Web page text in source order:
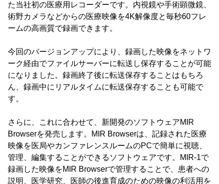
た当社初の医療用レコーダーです。内視鏡や手術顕微鏡、
術野カメラなどからの医療映像を4K解像度と毎秒60フレ
ームの高画質で録画できます。
今回のバージョンアップにより、録画した映像をネットワ
ーク経由でファイルサーバーに転送し保存することが可能
になりました。録画終了後に転送保存することはもちろ
ん、録画中にリアルタイムに転送保存することも可能で
す。
さらに、これに合わせて、新開発のソフトウェアMIR
Browserを発売します。MIR Browserは、記録された医療
映像を医局やカンファレンスルームのPCで簡単に視聴、
管理、編集することができるソフトウェアです。MIR-1で
録画した映像をMIR Browserで管理することで、患者への
説明、医学研究、医師の後進育成のための映像の利活用を